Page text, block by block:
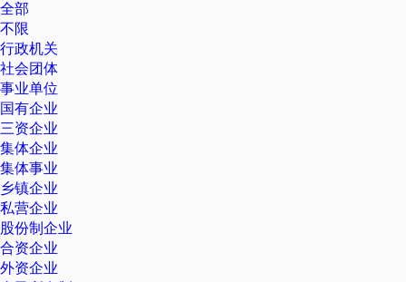
全部
不限
行政机关
社会团体
事业单位
国有企业
三资企业
集体企业
集体事业
乡镇企业
私营企业
股份制企业
合资企业
外资企业